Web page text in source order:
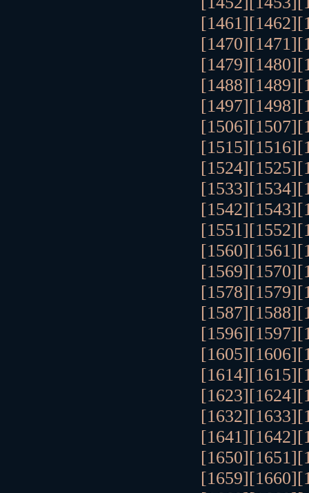
[1461][1462]
[1470][1471]
[1479][1480]
[1488][1489]
[1497][1498]
[1506][1507]
[1515][1516]
[1524][1525]
[1533][1534]
[1542][1543]
[1551][1552]
[1560][1561]
[1569][1570]
[1578][1579]
[1587][1588]
[1596][1597]
[1605][1606]
[1614][1615]
[1623][1624]
[1632][1633]
[1641][1642]
[1650][1651]
[1659][1660]